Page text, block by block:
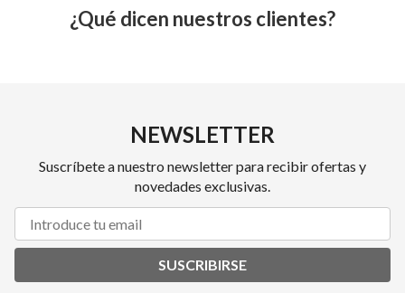
¿Qué dicen nuestros clientes?
NEWSLETTER
Suscríbete a nuestro newsletter para recibir ofertas y
novedades exclusivas.
SUSCRIBIRSE